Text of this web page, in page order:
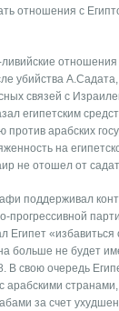
отношения с
ливийские
убийства
связей с
египетским
против арабских
на
не отошел от
поддерживал
прогрессивной
«избавиться
больше не будет
В свою очередь
за счет